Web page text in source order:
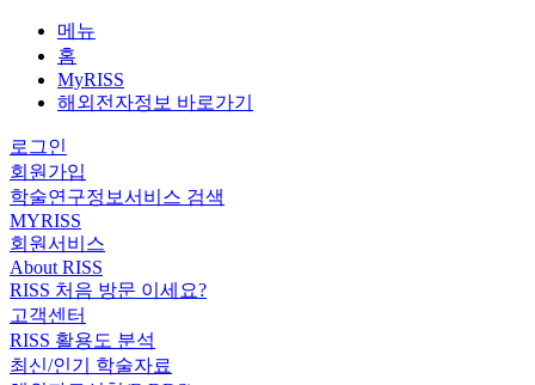
메뉴
홈
MyRISS
해외전자정보 바로가기
로그인
회원가입
학술연구정보서비스 검색
MYRISS
회원서비스
About RISS
RISS 처음 방문 이세요?
고객센터
RISS 활용도 분석
최신/인기 학술자료